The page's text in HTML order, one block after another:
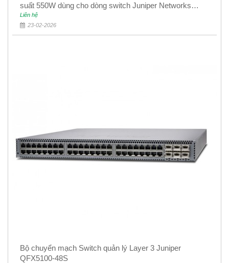
suất 550W dùng cho dòng switch Juniper Networks
EX4400
Liên hệ
23-02-2026
Bộ chuyển mạch Switch quản lý Layer 3 Juniper
QFX5100-48S